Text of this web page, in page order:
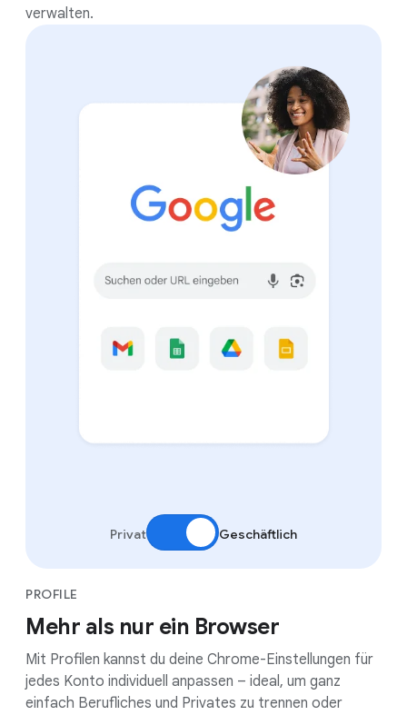
verwalten.
PROFILE
Mehr als nur ein Browser
Mit Profilen kannst du deine Chrome-Einstellungen für
jedes Konto individuell anpassen – ideal, um ganz
einfach Berufliches und Privates zu trennen oder
Privat Geschäftlich